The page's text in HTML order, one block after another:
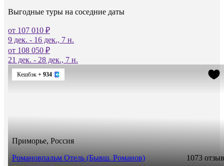
Выгодные туры на соседние даты
от 107 010 ₽
9 дек. - 16 дек., 7 н.
от 108 050 ₽
21 дек. - 28 дек., 7 н.
Кешбэк + 934
Приморье, Россия
Романовпальм Отель (Бывш. Романов)
1073